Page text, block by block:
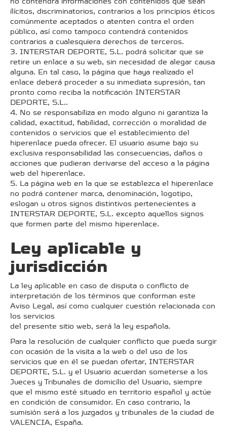
ilícitos, discriminatorios, contrarios a los principios éticos
comúnmente aceptados o atenten contra el orden
público, así como tampoco contendrá contenidos
contrarios a cualesquiera derechos de terceros.
3. INTERSTAR DEPORTE, S.L. podrá solicitar que se
retire un enlace a su web, sin necesidad de alegar causa
alguna. En tal caso, la página que haya realizado el
enlace deberá proceder a su inmediata supresión, tan
pronto como reciba la notificación INTERSTAR
DEPORTE, S.L..
4. No se responsabiliza en modo alguno ni garantiza la
calidad, exactitud, fiabilidad, corrección o moralidad de
contenidos o servicios que el establecimiento del
hiperenlace pueda ofrecer. El usuario asume bajo su
exclusiva responsabilidad las consecuencias, daños o
acciones que pudieran derivarse del acceso a la página
web del hiperenlace.
5. La página web en la que se establezca el hiperenlace
no podrá contener marca, denominación, logotipo,
eslogan u otros signos distintivos pertenecientes a
INTERSTAR DEPORTE, S.L. excepto aquellos signos
que formen parte del mismo hiperenlace.
Ley aplicable y
jurisdicción
La ley aplicable en caso de disputa o conflicto de
interpretación de los términos que conforman este
Aviso Legal, así como cualquier cuestión relacionada con
los servicios
del presente sitio web, será la ley española.
Para la resolución de cualquier conflicto que pueda surgir
con ocasión de la visita a la web o del uso de los
servicios que en él se puedan ofertar, INTERSTAR
DEPORTE, S.L. y el Usuario acuerdan someterse a los
Jueces y Tribunales de domicilio del Usuario, siempre
que el mismo esté situado en territorio español y actúe
en condición de consumidor. En caso contrario, la
sumisión será a los juzgados y tribunales de la ciudad de
VALENCIA, España.